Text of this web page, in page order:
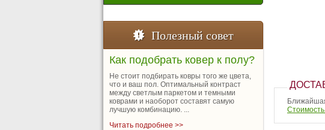
Полезный совет
Как подобрать ковер к полу?
Не стоит подбирать ковры того же цвета,
что и ваш пол. Оптимальный контраст
между светлым паркетом и темными
коврами и наоборот составят самую
лучшую комбинацию. ...
Читать подробнее >>
Стоимость